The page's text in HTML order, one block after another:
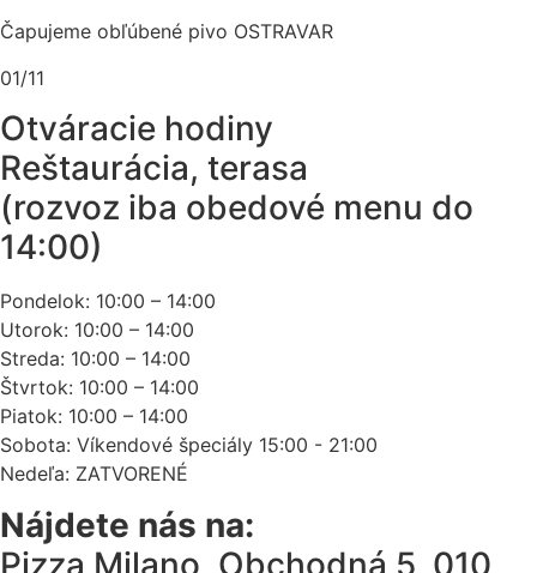
Čapujeme obľúbené pivo OSTRAVAR
01/11
Otváracie hodiny
Reštaurácia, terasa
(rozvoz iba obedové menu do
14:00)
Pondelok: 10:00 – 14:00
Utorok: 10:00 – 14:00
Streda: 10:00 – 14:00
Štvrtok: 10:00 – 14:00
Piatok: 10:00 – 14:00
Sobota: Víkendové špeciály 15:00 - 21:00
Nedeľa: ZATVORENÉ
Nájdete nás na:
Pizza Milano, Obchodná 5, 010